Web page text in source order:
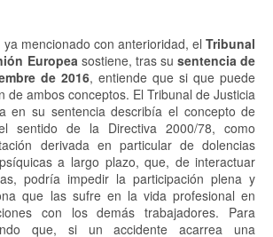
ya mencionado con anterioridad, elTribunal
Europeasostiene, tras susentencia de
de 2016, entiende que si que puede
de ambos conceptos. El Tribunal de Justicia
en su sentencia describía el concepto de
sentido de la Directiva 2000/78, como
derivada en particular de dolencias
a largo plazo, que, de interactuar
podría impedir la participación plena y
que las sufre en la vida profesional en
con los demás trabajadores. Para
que, si un accidente acarrea una